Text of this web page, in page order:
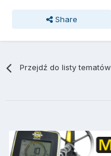
Share
Przejdź do listy tematów